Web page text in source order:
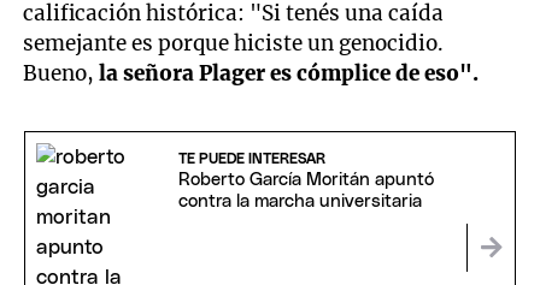
calificación histórica: "Si tenés una caída
semejante es porque hiciste un genocidio.
Bueno,la señora Plager es cómplice de eso".
TE PUEDE INTERESAR
Roberto García Moritán apuntó
contra la marcha universitaria